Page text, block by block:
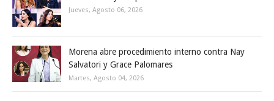
Jueves, Agosto 06, 2026
Morena abre procedimiento interno contra Nay
Salvatori y Grace Palomares
Martes, Agosto 04, 2026